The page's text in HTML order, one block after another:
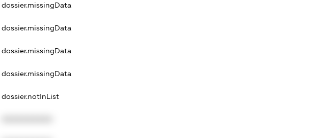
dossier.missingData
dossier.missingData
dossier.missingData
dossier.missingData
dossier.notInList